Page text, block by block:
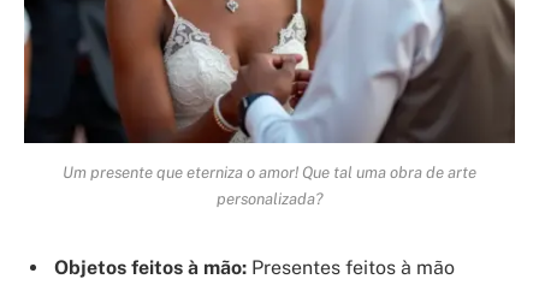
Um presente que eterniza o amor! Que tal uma obra de arte
personalizada?
Objetos feitos à mão: Presentes feitos à mão